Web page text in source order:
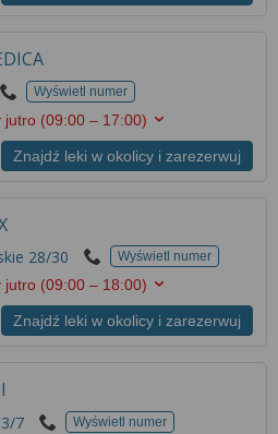
Wyświetl numer
jutro (09:00 – 17:00)
Znajdź leki w okolicy i zarezerwuj
28/30 Wyświetl numer
jutro (09:00 – 18:00)
Znajdź leki w okolicy i zarezerwuj
7 Wyświetl numer